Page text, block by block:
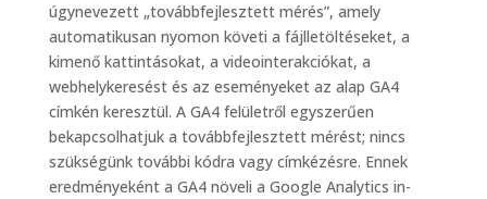
úgynevezett „továbbfejlesztett mérés”, amely
automatikusan nyomon követi a fájlletöltéseket, a
kimenő kattintásokat, a videointerakciókat, a
webhelykeresést és az eseményeket az alap GA4
címkén keresztül. A GA4 felületről egyszerűen
bekapcsolhatjuk a továbbfejlesztett mérést; nincs
szükségünk további kódra vagy címkézésre. Ennek
eredményeként a GA4 növeli a Google Analytics in-